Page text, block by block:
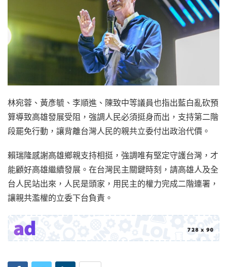
林宛蓉、黃彥毓、李順進、陳致中等議員也指出藍白亂砍預
算導致高雄發展受阻，強調人民必須挺身而出，支持第二階
段罷免行動，讓背離台灣人民的親共立委付出政治代價。
賴瑞隆感謝高雄鄉親支持相挺，強調唯有堅定守護台灣，才
能顧好高雄繼續發展。在台灣民主關鍵時刻，請高雄人及全
台人民站出來，人民是頭家，用民主的權力完成二階連署，
讓親共濫權的立委下台負責。